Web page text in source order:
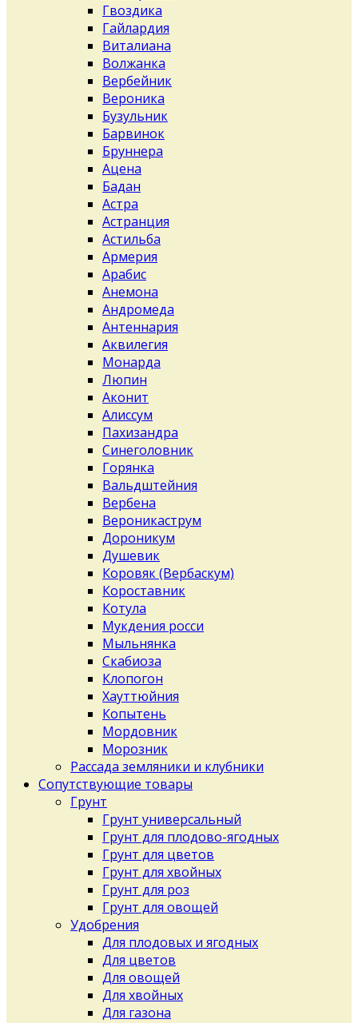
Гвоздика
Гайлардия
Виталиана
Волжанка
Вербейник
Вероника
Бузульник
Барвинок
Бруннера
Ацена
Бадан
Астра
Астранция
Астильба
Армерия
Арабис
Анемона
Андромеда
Антеннария
Аквилегия
Монарда
Люпин
Аконит
Алиссум
Пахизандра
Синеголовник
Горянка
Вальдштейния
Вербена
Вероникаструм
Дороникум
Душевик
Коровяк (Вербаскум)
Короставник
Котула
Мукдения росси
Мыльнянка
Скабиоза
Клопогон
Хауттюйния
Копытень
Мордовник
Морозник
Рассада земляники и клубники
Сопутствующие товары
Грунт
Грунт универсальный
Грунт для плодово-ягодных
Грунт для цветов
Грунт для хвойных
Грунт для роз
Грунт для овощей
Удобрения
Для плодовых и ягодных
Для цветов
Для овощей
Для хвойных
Для газона